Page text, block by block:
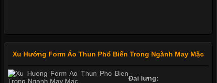
Xu Hướng Form Áo Thun Phổ Biến Trong Ngành May Mặc
Đai lưng: